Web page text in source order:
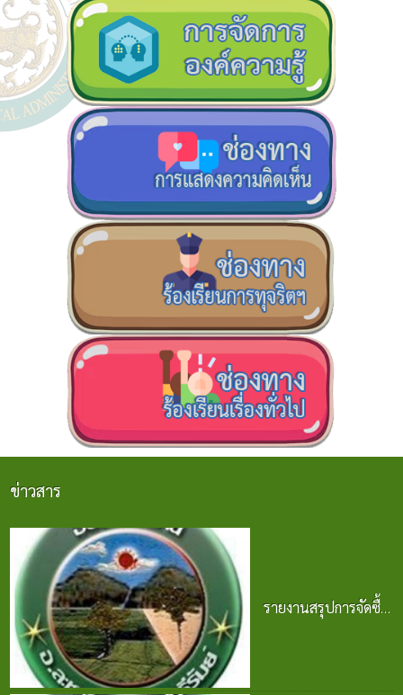
ข่าวสาร
รายงานสรุปการจัดซื้อ